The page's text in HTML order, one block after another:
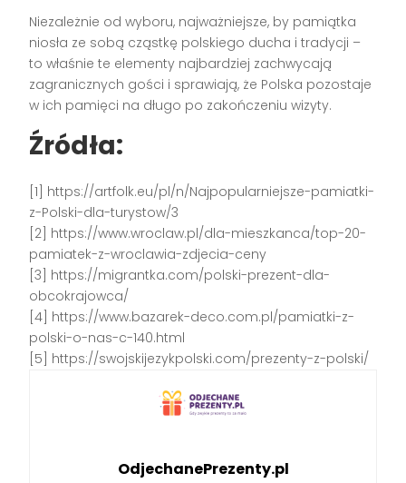
Niezależnie od wyboru, najważniejsze, by pamiątka
niosła ze sobą cząstkę polskiego ducha i tradycji –
to właśnie te elementy najbardziej zachwycają
zagranicznych gości i sprawiają, że Polska pozostaje
w ich pamięci na długo po zakończeniu wizyty.
Źródła:
[1] https://artfolk.eu/pl/n/Najpopularniejsze-pamiatki-
z-Polski-dla-turystow/3
[2] https://www.wroclaw.pl/dla-mieszkanca/top-20-
pamiatek-z-wroclawia-zdjecia-ceny
[3] https://migrantka.com/polski-prezent-dla-
obcokrajowca/
[4] https://www.bazarek-deco.com.pl/pamiatki-z-
polski-o-nas-c-140.html
[5] https://swojskijezykpolski.com/prezenty-z-polski/
OdjechanePrezenty.pl